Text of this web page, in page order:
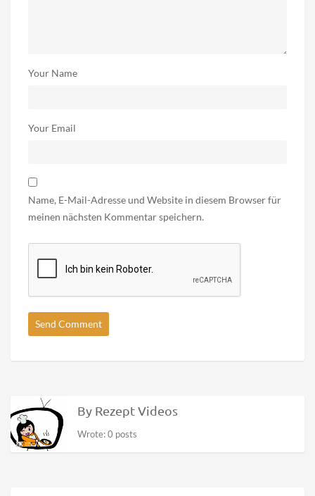
Your Name
Your Email
Name, E-Mail-Adresse und Website in diesem Browser für
meinen nächsten Kommentar speichern.
By Rezept Videos
Wrote: 0 posts